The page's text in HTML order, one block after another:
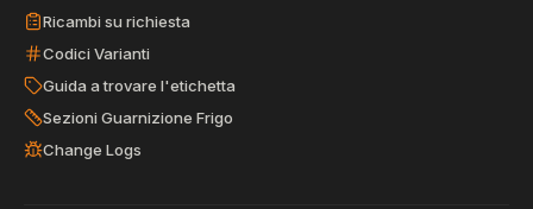
Ricambi su richiesta
Codici Varianti
Guida a trovare l'etichetta
Sezioni Guarnizione Frigo
Change Logs